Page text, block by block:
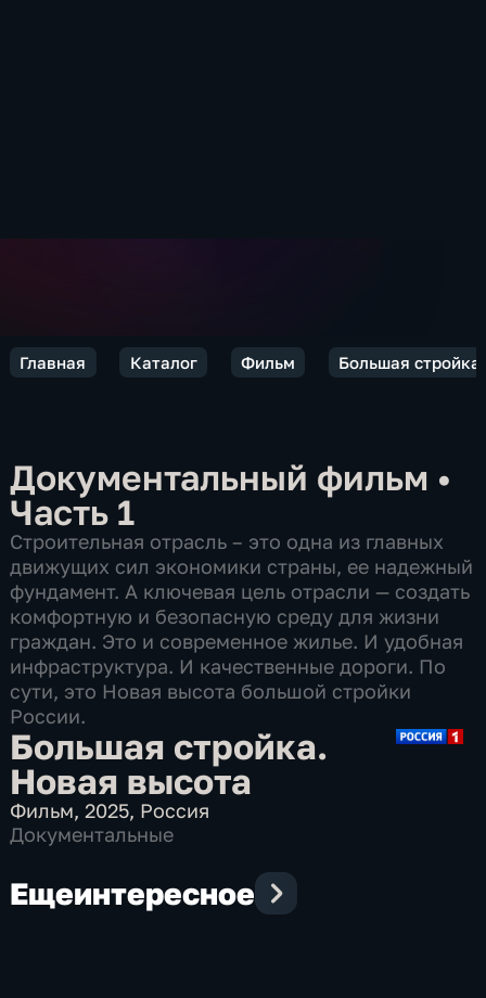
Главная Каталог Фильм Большая
Документальный фильм •
Часть 1
Строительная отрасль – это одна из главных
движущих сил экономики страны, ее надежный
фундамент. А ключевая цель отрасли — создать
комфортную и безопасную среду для жизни
граждан. Это и современное жилье. И удобная
инфраструктура. И качественные дороги. По
сути, это Новая высота большой стройки
России.
Большая стройка.
Новая высота
Фильм,2025, Россия
Документальные
Ещеинтересное